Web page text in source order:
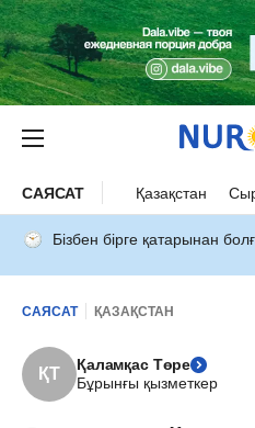
САЯСАТ Қазақстан
Бізбен бірге қатарынан
САЯСАТ ҚАЗАҚСТАН
ҚТ
Қаламқас Төре
Бұрынғы қызметкер